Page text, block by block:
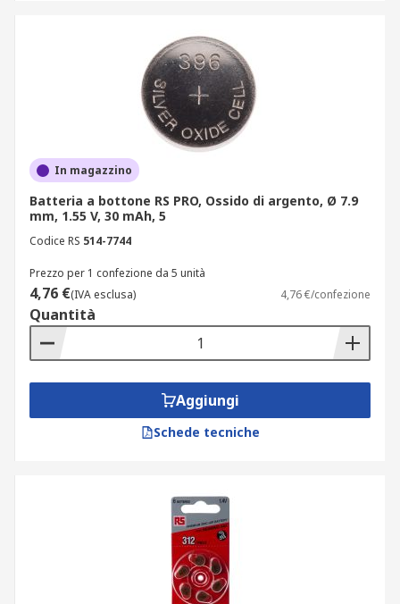
In magazzino
Batteria a bottone RS PRO, Ossido di argento, Ø 7.9
mm, 1.55 V, 30 mAh, 5
Codice RS 514-7744
Prezzo per 1 confezione da 5 unità
4,76 €(IVA esclusa) 4,76 €/confezione
Quantità
Aggiungi
Schede tecniche